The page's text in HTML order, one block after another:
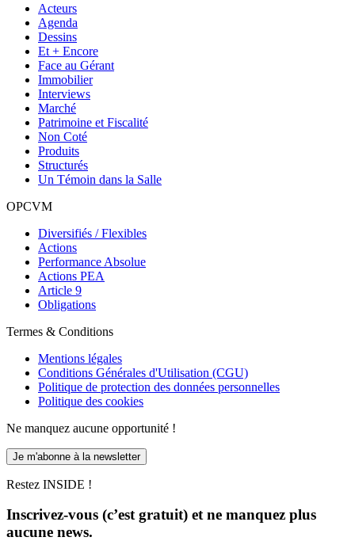
Acteurs
Agenda
Dessins
Et + Encore
Face au Gérant
Immobilier
Interviews
Marché
Patrimoine et Fiscalité
Non Coté
Produits
Structurés
Un Témoin dans la Salle
OPCVM
Diversifiés / Flexibles
Actions
Performance Absolue
Actions PEA
Article 9
Obligations
Termes & Conditions
Mentions légales
Conditions Générales d'Utilisation (CGU)
Politique de protection des données personnelles
Politique des cookies
Ne manquez aucune opportunité !
Je m'abonne à la newsletter
Restez INSIDE !
Inscrivez-vous (c’est gratuit) et ne manquez plus
aucune news.